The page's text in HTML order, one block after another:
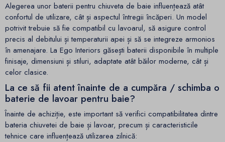
Alegerea unor baterii pentru chiuveta de baie influențează atât
confortul de utilizare, cât și aspectul întregii încăperi. Un model
potrivit trebuie să fie compatibil cu lavoarul, să asigure control
precis al debitului și temperaturii apei și să se integreze armonios
în amenajare. La Ego Interiors găsești baterii disponibile în multiple
finisaje, dimensiuni și stiluri, adaptate atât băilor moderne, cât și
celor clasice.
La ce să fii atent înainte de a cumpăra / schimba o
baterie de lavoar pentru baie?
Înainte de achiziție, este important să verifici compatibilitatea dintre
bateria chiuvetei de baie și lavoar, precum și caracteristicile
tehnice care influențează utilizarea zilnică: